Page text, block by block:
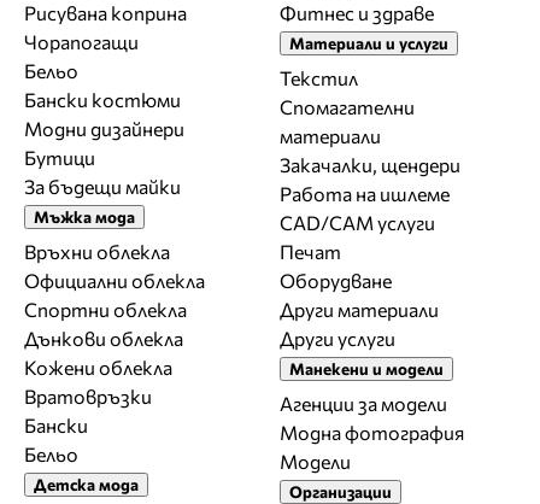
Рисувана коприна
Чорапогащи
Бельо
Бански костюми
Модни дизайнери
Бутици
За бъдещи майки
Мъжка мода
Връхни облекла
Официални облекла
Спортни облекла
Дънкови облекла
Кожени облекла
Вратовръзки
Бански
Бельо
Детска мода
Фитнес и здраве
Материали и услуги
Текстил
Спомагателни
материали
Закачалки, щендери
Работа на ишлеме
CAD/CAM услуги
Печат
Оборудване
Други материали
Други услуги
Манекени и модели
Агенции за модели
Модна фотография
Модели
Организации